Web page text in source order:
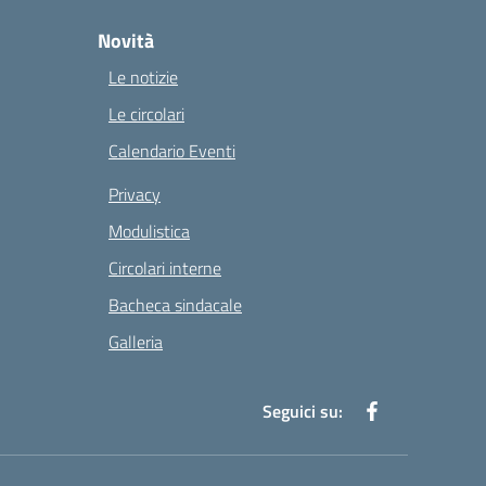
Novità
Le notizie
Le circolari
Calendario Eventi
Privacy
Modulistica
Circolari interne
Bacheca sindacale
Galleria
Seguici su: